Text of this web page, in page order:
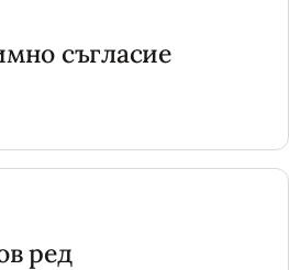
съгласие
ред